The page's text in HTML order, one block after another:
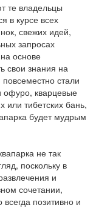
те владельцы
в курсе всех
свежих идей,
запросах
основе
свои знания на
стали
офуро, кварцевые
или тибетских бань,
будет мудрым
не так
поскольку в
и
сочетании,
позитивно и